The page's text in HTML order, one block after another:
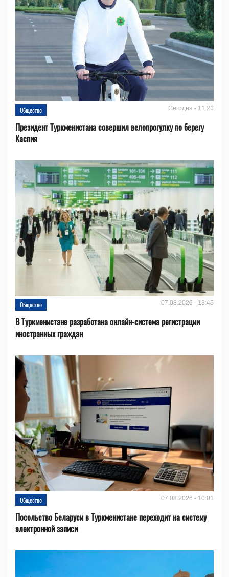
Общество Сегодня - 11:23
Президент Туркменистана совершил велопрогулку по берегу
Каспия
Общество 07.08.2026 - 13:45
В Туркменистане разработана онлайн-система регистрации
иностранных граждан
Общество 07.08.2026 - 10:01
Посольство Беларуси в Туркменистане переходит на систему
электронной записи